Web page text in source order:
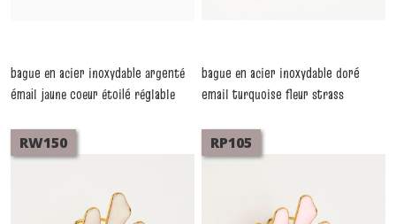
bague en acier inoxydable argenté
émail jaune coeur étoilé réglable
bague en acier inoxydable doré
email turquoise fleur strass
RW150 RP105